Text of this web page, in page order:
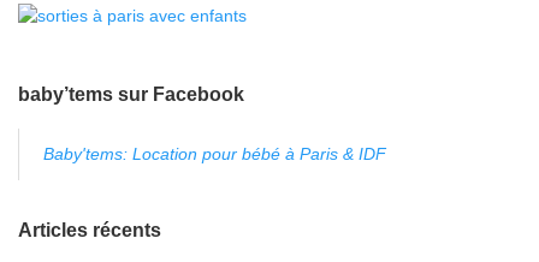
baby’tems sur Facebook
Baby'tems: Location pour bébé à Paris & IDF
Articles récents